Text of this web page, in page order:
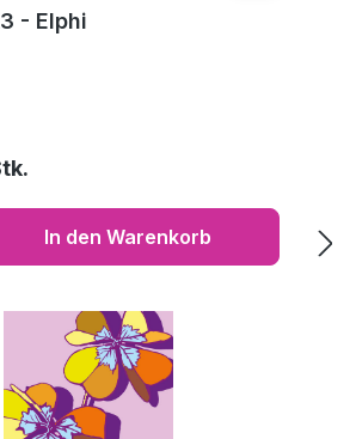
- Elphi
In den Warenkorb